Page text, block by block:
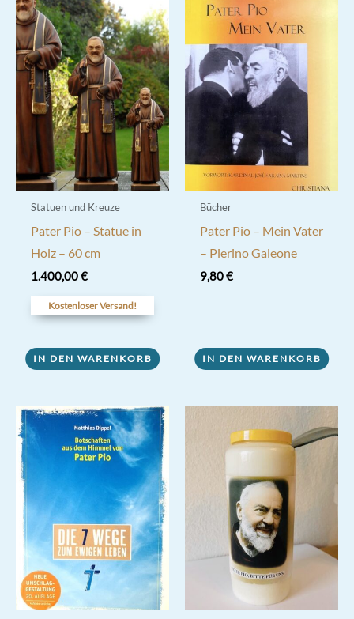
Statuen und Kreuze
Pater Pio – Statue in
Holz – 60 cm
1.400,00€
Kostenloser Versand!
IN DEN WARENKORB
Bücher
Pater Pio – Mein Vater
– Pierino Galeone
9,80€
IN DEN WARENKORB